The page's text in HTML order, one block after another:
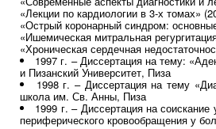
«Лекции по кардиологии в 3-х томах»
«Острый коронарный синдром:
«Ишемическая митральная
«Хроническая сердечная
1997 г. – Диссертация на тему:
и Пизанский Университет, Пиза
1998 г. – Диссертация на тему
школа им. Св. Анны, Пиза
1999 г. – Диссертация на
периферического кровообращения у